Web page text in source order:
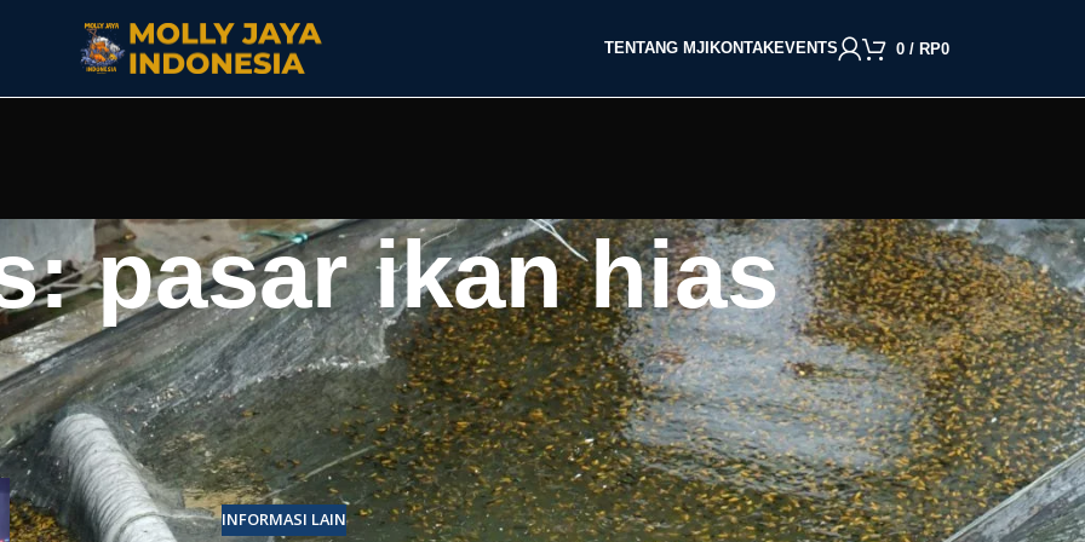
TENTANG MJI KONTAKEVENTS 0 / RP0
pasar ikan hias
INFORMASI LAIN
BACA BERDASARKAN JENIS IKAN